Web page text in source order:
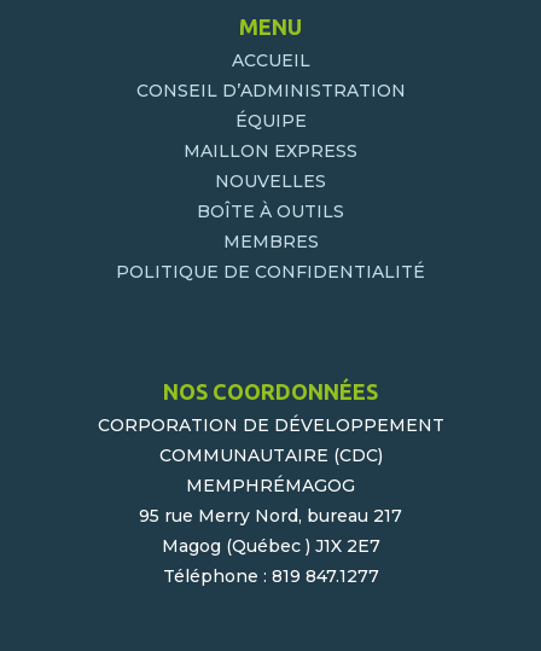
MENU
ACCUEIL
CONSEIL D’ADMINISTRATION
ÉQUIPE
MAILLON EXPRESS
NOUVELLES
BOÎTE À OUTILS
MEMBRES
POLITIQUE DE CONFIDENTIALITÉ
NOS COORDONNÉES
CORPORATION DE DÉVELOPPEMENT
COMMUNAUTAIRE (CDC)
MEMPHRÉMAGOG
95 rue Merry Nord, bureau 217
Magog (Québec ) J1X 2E7
Téléphone : 819 847.1277